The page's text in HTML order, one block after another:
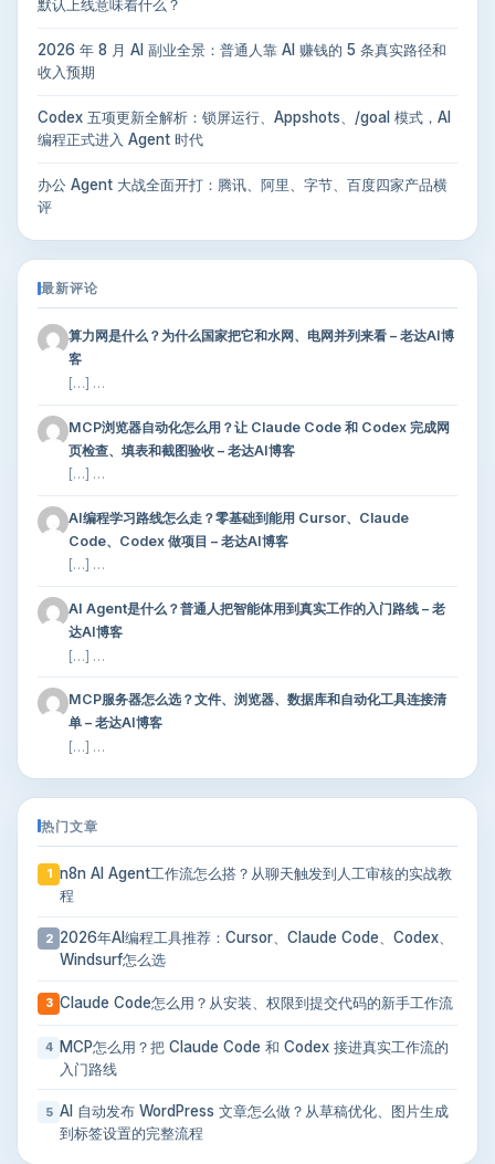
默认上线意味着什么？
2026 年 8 月 AI 副业全景：普通人靠 AI 赚钱的 5 条真实路径和
收入预期
Codex 五项更新全解析：锁屏运行、Appshots、/goal 模式，AI
编程正式进入 Agent 时代
办公 Agent 大战全面开打：腾讯、阿里、字节、百度四家产品横
评
最新评论
算力网是什么？为什么国家把它和水网、电网并列来看 – 老达AI博
客
[…] …
MCP浏览器自动化怎么用？让 Claude Code 和 Codex 完成网
页检查、填表和截图验收 – 老达AI博客
[…] …
AI编程学习路线怎么走？零基础到能用 Cursor、Claude
Code、Codex 做项目 – 老达AI博客
[…] …
AI Agent是什么？普通人把智能体用到真实工作的入门路线 – 老
达AI博客
[…] …
MCP服务器怎么选？文件、浏览器、数据库和自动化工具连接清
单 – 老达AI博客
[…] …
热门文章
1
n8n AI Agent工作流怎么搭？从聊天触发到人工审核的实战教
程
2 2026年AI编程工具推荐：Cursor、Claude Code、Codex、
Windsurf怎么选
3 Claude Code怎么用？从安装、权限到提交代码的新手工作流
4 MCP怎么用？把 Claude Code 和 Codex 接进真实工作流的
入门路线
5 AI 自动发布 WordPress 文章怎么做？从草稿优化、图片生成
到标签设置的完整流程